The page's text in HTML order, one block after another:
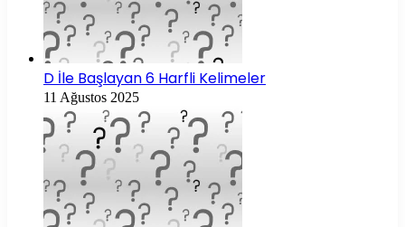
D İle Başlayan 6 Harfli Kelimeler
11 Ağustos 2025